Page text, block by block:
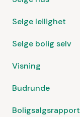
Selge leilighet
Selge bolig selv
Visning
Budrunde
Boligsalgsrapport